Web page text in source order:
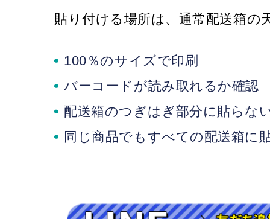
貼り付ける場所は、通常配送箱の
100％のサイズで印刷
バーコードが読み取れるか確認
配送箱のつぎはぎ部分に貼らな
同じ商品でもすべての配送箱に